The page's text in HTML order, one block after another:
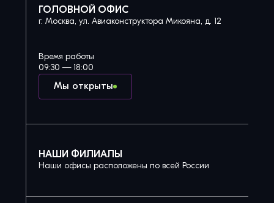
ГОЛОВНОЙ ОФИС
г. Москва, ул. Авиаконструктора Микояна, д. 12
Мы открыты
Время работы
09:30 — 18:00
НАШИ ФИЛИАЛЫ
Наши офисы расположены по всей России